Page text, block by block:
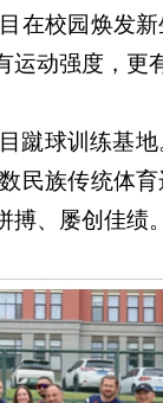
在校园焕发
动强度，更
蹴球训练基
民族传统体
、屡创佳绩。